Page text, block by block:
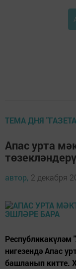
ТЕМА ДНЯ
Апас урта
автор, 2 декабря
нигезендә Апас
башланып китте.